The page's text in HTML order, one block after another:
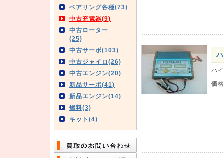
ベアリング各種(73)
中古充電器(9)
中古ローター
(25)
中古サーボ(103)
中古ジャイロ(26)
中古エンジン(20)
新品サーボ(41)
新品エンジン(14)
燃料(3)
キット(4)
ハ
価格